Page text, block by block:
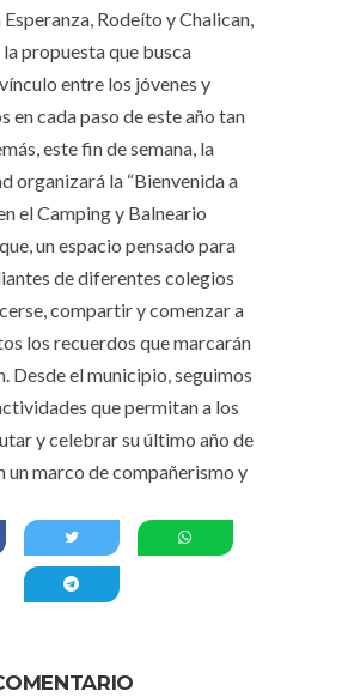
Rodeíto y Chalican,
la propuesta que busca
entre los jóvenes y
en cada paso de este año tan
este fin de semana, la
organizará la “Bienvenida a
el Camping y Balneario
un espacio pensado para
de diferentes colegios
compartir y comenzar a
los recuerdos que marcarán
Desde el municipio, seguimos
que permitan a los
y celebrar su último año de
un marco de compañerismo y